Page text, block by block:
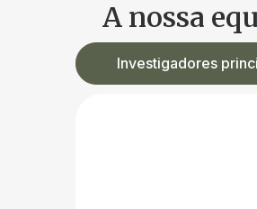
A nossa
Investigadores